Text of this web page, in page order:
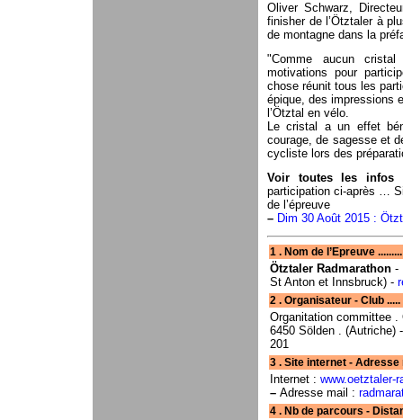
Oliver Schwarz,
finisher de l’Ötztaler à
de montagne dans la
"Comme aucun
motivations pour
chose réunit tous les
épique, des impressions
l’Ötztal en vélo.
Le cristal a un effet
courage, de sagesse et
cycliste lors des
Voir toutes les
participation ci-après …
de l’épreuve
– Dim 30 Août 2015 :
1 . Nom de l’Epreuve
Ötztaler Radmarathon -
St Anton et Innsbruck) -
2 . Organisateur - Club
Organitation committee
6450 Sölden . (Autriche)
201
3 . Site internet - Adresse
Internet : www.oetztaler-
– Adresse mail :
4 . Nb de parcours -